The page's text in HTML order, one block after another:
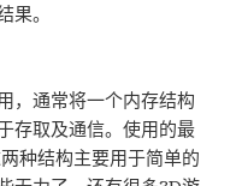
果。
，通常将一个内存结构
存取及通信。使用的最
种结构主要用于简单的